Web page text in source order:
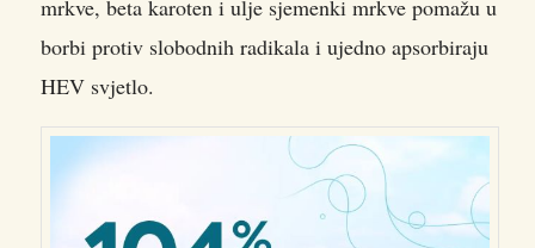
mrkve, beta karoten i ulje sjemenki mrkve pomažu u
borbi protiv slobodnih radikala i ujedno apsorbiraju
HEV svjetlo.